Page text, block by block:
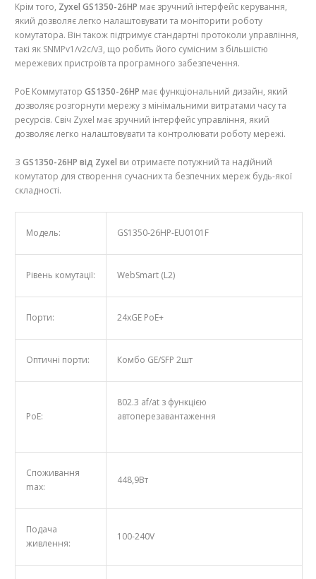
Крім того, Zyxel GS1350-26HP має зручний інтерфейс керування,
який дозволяє легко налаштовувати та моніторити роботу
комутатора. Він також підтримує стандартні протоколи управління,
такі як SNMPv1/v2c/v3, що робить його сумісним з більшістю
мережевих пристроїв та програмного забезпечення.
PoE Коммутатор GS1350-26HP має функціональний дизайн, який
дозволяє розгорнути мережу з мінімальними витратами часу та
ресурсів. Свіч Zyxel має зручний інтерфейс управління, який
дозволяє легко налаштовувати та контролювати роботу мережі.
З GS1350-26HP від Zyxel ви отримаєте потужний та надійний
комутатор для створення сучасних та безпечних мереж будь-якої
складності.
Модель: GS1350-26HP-EU0101F
Рівень комутації: WebSmart (L2)
Порти: 24хGE PoE+
Оптичні порти: Комбо GE/SFP 2шт
PoE:
802.3 af/at з функцією
автоперезавантаження
Споживання
max:
448,9Вт
Подача
живлення:
100-240V